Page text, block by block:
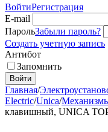
ВойтиРегистрация
E-mail
ПарольЗабыли пароль?
Создать учетную запись
Антибот
Запомнить
Войти
Главная/
Electric/Unica/
клавишный, UNICA